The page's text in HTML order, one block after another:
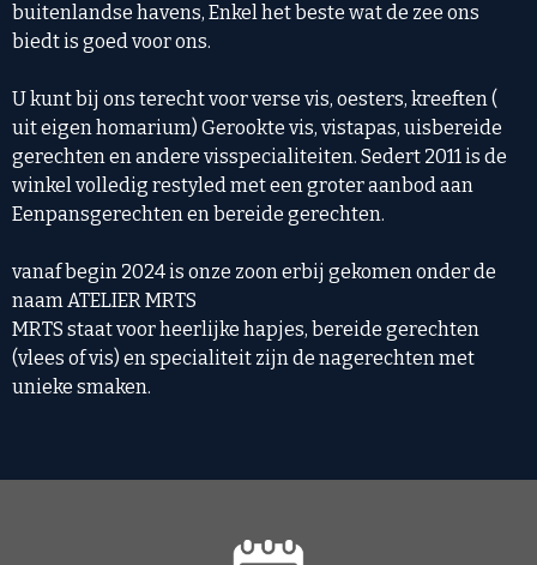
buitenlandse havens, Enkel het beste wat de zee ons
biedt is goed voor ons.
U kunt bij ons terecht voor verse vis, oesters, kreeften (
uit eigen homarium) Gerookte vis, vistapas, uisbereide
gerechten en andere visspecialiteiten. Sedert 2011 is de
winkel volledig restyled met een groter aanbod aan
Eenpansgerechten en bereide gerechten.
vanaf begin 2024 is onze zoon erbij gekomen onder de
naam ATELIER MRTS
MRTS staat voor heerlijke hapjes, bereide gerechten
(vlees of vis) en specialiteit zijn de nagerechten met
unieke smaken.